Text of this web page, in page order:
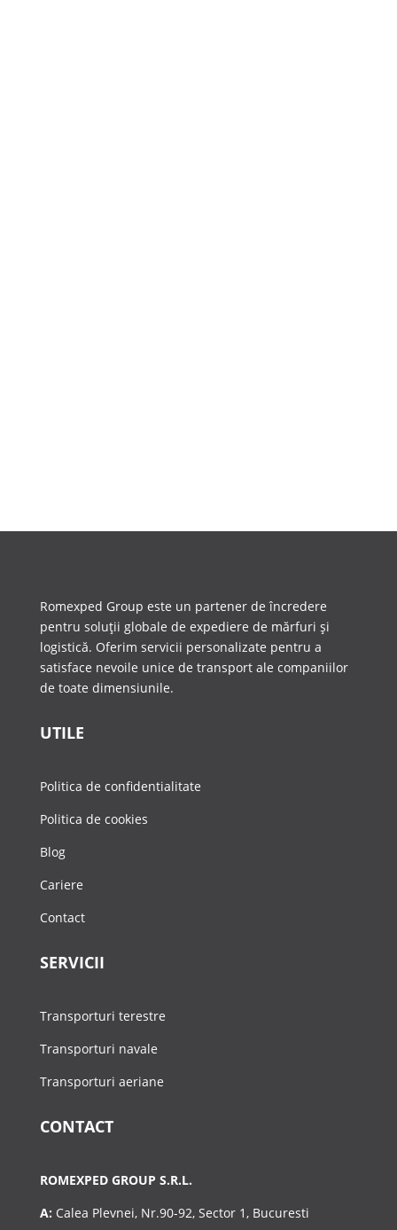
Romexped Group este un partener de încredere
pentru soluții globale de expediere de mărfuri și
logistică. Oferim servicii personalizate pentru a
satisface nevoile unice de transport ale companiilor
de toate dimensiunile.
UTILE
Politica de confidentialitate
Politica de cookies
Blog
Cariere
Contact
SERVICII
Transporturi terestre
Transporturi navale
Transporturi aeriane
CONTACT
ROMEXPED GROUP S.R.L.
A: Calea Plevnei, Nr.90-92, Sector 1, Bucuresti